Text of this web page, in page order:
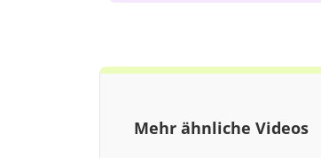
Mehr ähnliche Videos